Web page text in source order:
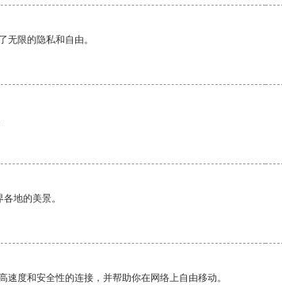
无限的隐私和自由。
地的美景。
度和安全性的连接，并帮助你在网络上自由移动。